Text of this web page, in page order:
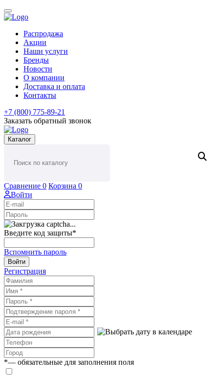
Распродажа
Акции
Наши услуги
Бренды
Новости
О компании
Доставка и оплата
Контакты
+7 (800) 775-89-21
Заказать обратный звонок
Каталог
Сравнение 0 Корзина 0
Войти
Введите код защиты*
Вспомнить пароль
Войти
Регистрация
*— обязательные для заполнения поля